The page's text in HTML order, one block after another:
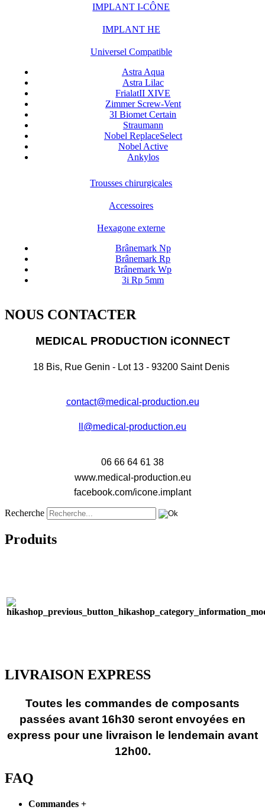
IMPLANT I-CÔNE
IMPLANT HE
Universel Compatible
Astra Aqua
Astra Lilac
FrialatII XIVE
Zimmer Screw-Vent
3I Biomet Certain
Straumann
Nobel ReplaceSelect
Nobel Active
Ankylos
Trousses chirurgicales
Accessoires
Hexagone externe
Brânemark Np
Brânemark Rp
Brânemark Wp
3i Rp 5mm
NOUS CONTACTER
MEDICAL PRODUCTION iCONNECT
18 Bis, Rue Genin - Lot 13 - 93200 Saint Denis
contact@medical-production.eu
ll@medical-production.eu
06 66 64 61 38
www.medical-production.eu
facebook.com/icone.implant
Recherche
Produits
LIVRAISON EXPRESS
Toutes les commandes de composants
passées avant 16h30 seront envoyées en
express pour une livraison le lendemain avant
12h00.
FAQ
Commandes +